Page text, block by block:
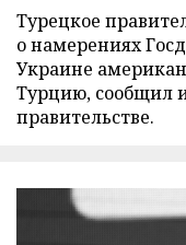
Турецкое
о намерениях
Украине
Турцию, сообщил
правительстве.